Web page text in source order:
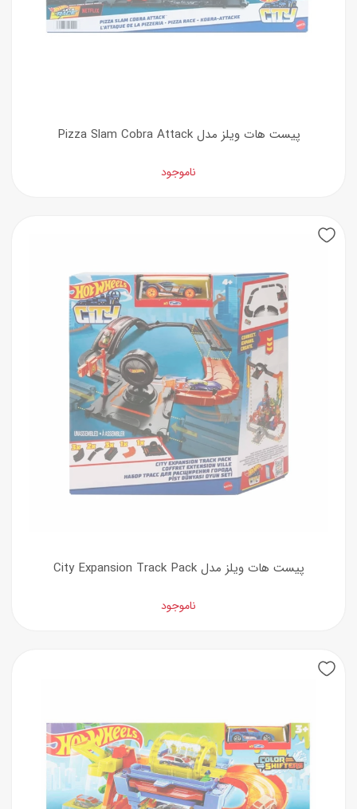
پیست هات ویلز مدل Pizza Slam Cobra Attack
ناموجود
پیست هات ویلز مدل City Expansion Track Pack
ناموجود